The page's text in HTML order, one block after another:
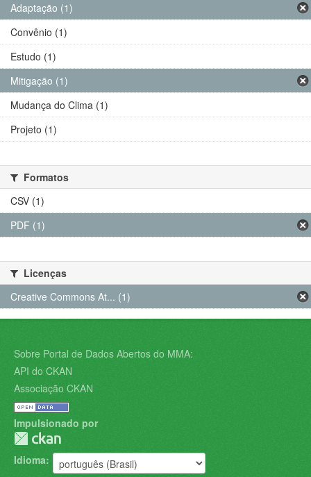
Adaptação (1)
Convênio (1)
Estudo (1)
Mitigação (1)
Mudança do Clima (1)
Projeto (1)
Formatos
CSV (1)
PDF (1)
Licenças
Creative Commons At... (1)
Sobre Portal de Dados Abertos do MMA:
API do CKAN
Associação CKAN
Impulsionado por
Idioma